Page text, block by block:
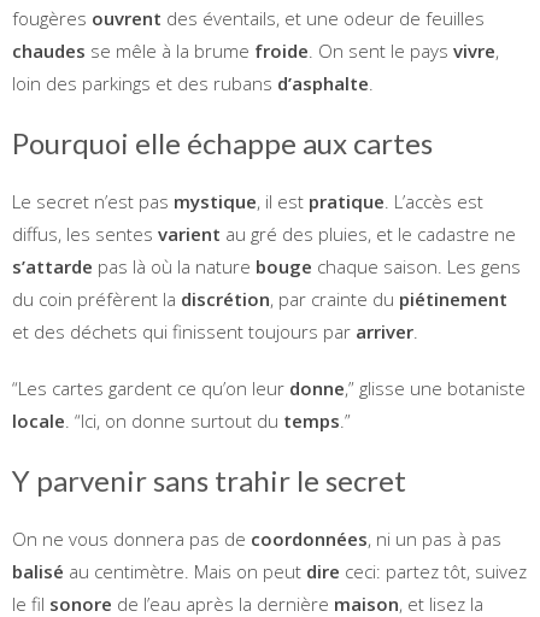
fougères ouvrent des éventails, et une odeur de feuilles
chaudes se mêle à la brume froide . On sent le pays vivre,
loin des parkings et des rubans d’asphalte
Pourquoi elle échappe aux cartes
Le secret n’est pas mystique, il est pratique . L’accès est
diffus, les sentes varient au gré des pluies, et le cadastre ne
s’attarde pas là où la nature bouge chaque saison. Les gens
du coin préfèrent la discrétion, par crainte du piétinement
et des déchets qui finissent toujours par arriver
“Les cartes gardent ce qu’on leur donne,” glisse une botaniste
locale . “Ici, on donne surtout du temps .”
Y parvenir sans trahir le secret
On ne vous donnera pas de coordonnées, ni un pas à pas
balisé au centimètre. Mais on peut dire ceci: partez tôt, suivez
le fil sonore de l’eau après la dernière maison, et lisez la